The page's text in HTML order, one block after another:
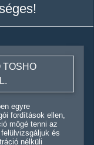
TOSHO
egyre
fordítások ellen,
mögé tenni az
és
nélküli